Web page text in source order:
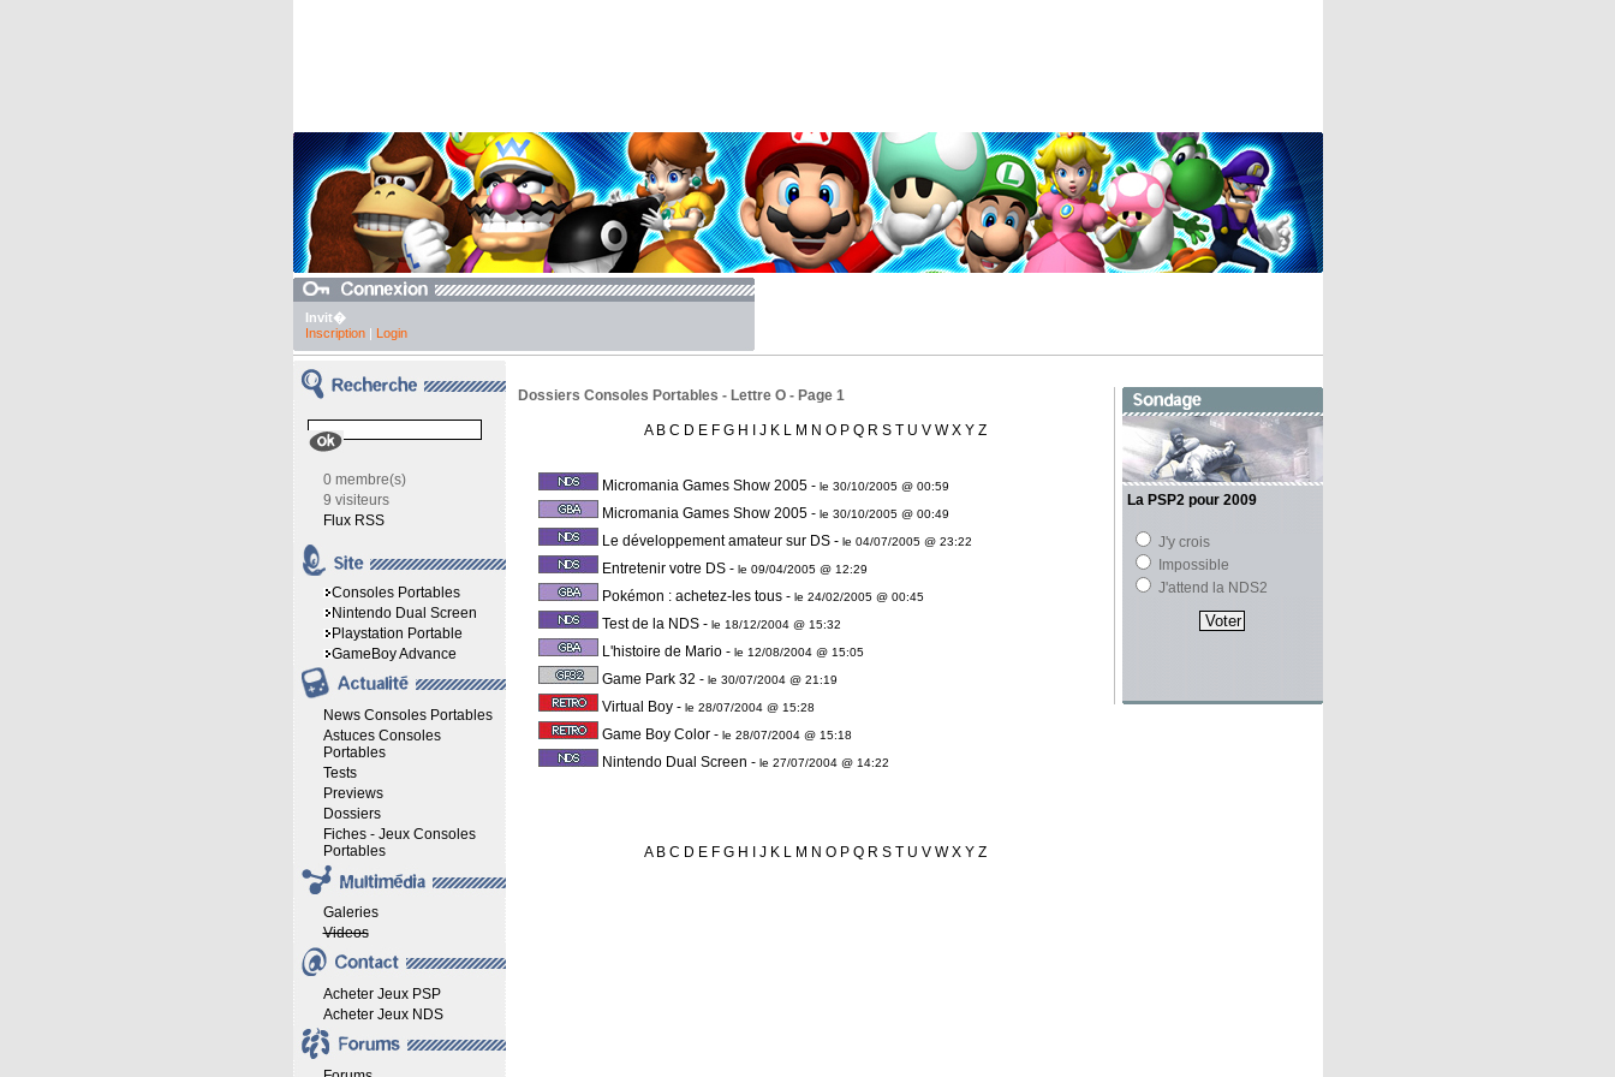
Invit�
Inscription| Login
0 membre(s)
9 visiteurs
Flux RSS
Consoles Portables
Nintendo Dual Screen
Playstation Portable
GameBoy Advance
News Consoles Portables
Astuces Consoles
Portables
Tests
Previews
Dossiers
Fiches - Jeux Consoles
Portables
Galeries
Videos
Acheter Jeux PSP
Acheter Jeux NDS
Dossiers Consoles Portables - Lettre O - Page 1
A B C D E F G H J K L M N O P Q R S T U V W X Y Z
Micromania Games Show 2005 - le 30/10/2005 @ 00:59
Micromania Games Show 2005 - le 30/10/2005 @ 00:49
Le développement amateur sur DS - le 04/07/2005 @ 23:22
Entretenir votre DS - le 09/04/2005 @ 12:29
Pokémon : achetez-les tous - le 24/02/2005 @ 00:45
Test de la NDS - le 18/12/2004 @ 15:32
L'histoire de Mario - le 12/08/2004 @ 15:05
Game Park 32 - le 30/07/2004 @ 21:19
Virtual Boy - le 28/07/2004 @ 15:28
Game Boy Color - le 28/07/2004 @ 15:18
Nintendo Dual Screen - le 27/07/2004 @ 14:22
A B C D E F G H J K L M N O P Q R S T U V W X Y Z
La PSP2 pour 2009
J'y crois
Impossible
J'attend la NDS2